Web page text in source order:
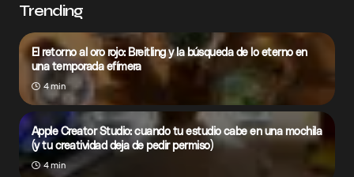
Trending
El retorno al oro rojo: Breitling y la búsqueda de lo eterno en
una temporada efímera
4 min
Apple Creator Studio: cuando tu estudio cabe en una mochila
(y tu creatividad deja de pedir permiso)
4 min